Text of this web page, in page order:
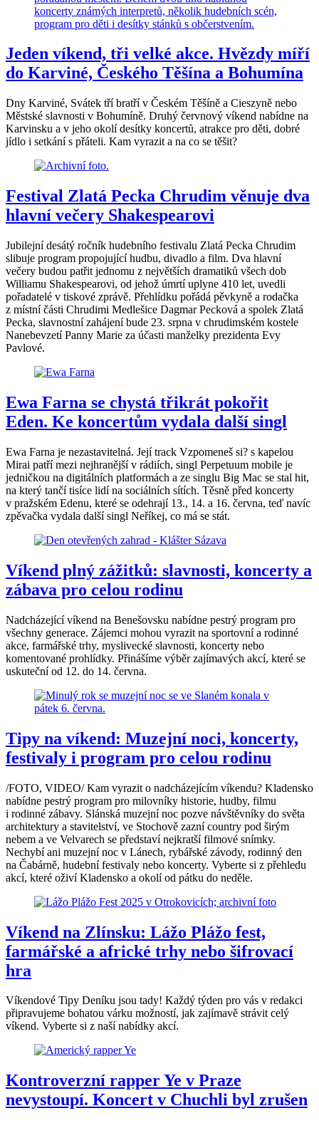
Jeden víkend, tři velké akce. Hvězdy míří
do Karviné, Českého Těšína a Bohumína
Dny Karviné, Svátek tří bratří v Českém Těšíně a Cieszyně nebo
Městské slavnosti v Bohumíně. Druhý červnový víkend nabídne na
Karvinsku a v jeho okolí desítky koncertů, atrakce pro děti, dobré
jídlo i setkání s přáteli. Kam vyrazit a na co se těšit?
Festival Zlatá Pecka Chrudim věnuje dva
hlavní večery Shakespearovi
Jubilejní desátý ročník hudebního festivalu Zlatá Pecka Chrudim
slibuje program propojující hudbu, divadlo a film. Dva hlavní
večery budou patřit jednomu z největších dramatiků všech dob
Williamu Shakespearovi, od jehož úmrtí uplyne 410 let, uvedli
pořadatelé v tiskové zprávě. Přehlídku pořádá pěvkyně a rodačka
z místní části Chrudimi Medlešice Dagmar Pecková a spolek Zlatá
Pecka, slavnostní zahájení bude 23. srpna v chrudimském kostele
Nanebevzetí Panny Marie za účasti manželky prezidenta Evy
Pavlové.
Ewa Farna se chystá třikrát pokořit
Eden. Ke koncertům vydala další singl
Ewa Farna je nezastavitelná. Její track Vzpomeneš si? s kapelou
Mirai patří mezi nejhranější v rádiích, singl Perpetuum mobile je
jedničkou na digitálních platformách a ze singlu Big Mac se stal hit,
na který tančí tisíce lidí na sociálních sítích. Těsně před koncerty
v pražském Edenu, které se odehrají 13., 14. a 16. června, teď navíc
zpěvačka vydala další singl Neříkej, co má se stát.
Víkend plný zážitků: slavnosti, koncerty a
zábava pro celou rodinu
Nadcházející víkend na Benešovsku nabídne pestrý program pro
všechny generace. Zájemci mohou vyrazit na sportovní a rodinné
akce, farmářské trhy, myslivecké slavnosti, koncerty nebo
komentované prohlídky. Přinášíme výběr zajímavých akcí, které se
uskuteční od 12. do 14. června.
Tipy na víkend: Muzejní noci, koncerty,
festivaly i program pro celou rodinu
/FOTO, VIDEO/ Kam vyrazit o nadcházejícím víkendu? Kladensko
nabídne pestrý program pro milovníky historie, hudby, filmu
i rodinné zábavy. Slánská muzejní noc pozve návštěvníky do světa
architektury a stavitelství, ve Stochově zazní country pod širým
nebem a ve Velvarech se představí nejkratší filmové snímky.
Nechybí ani muzejní noc v Lánech, rybářské závody, rodinný den
na Čabárně, hudební festivaly nebo koncerty. Vyberte si z přehledu
akcí, které oživí Kladensko a okolí od pátku do neděle.
Víkend na Zlínsku: Lážo Plážo fest,
farmářské a africké trhy nebo šifrovací
hra
Víkendové Tipy Deníku jsou tady! Každý týden pro vás v redakci
připravujeme bohatou várku možností, jak zajímavě strávit celý
víkend. Vyberte si z naší nabídky akcí.
Kontroverzní rapper Ye v Praze
nevystoupí. Koncert v Chuchli byl zrušen